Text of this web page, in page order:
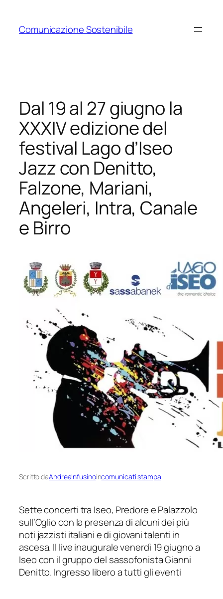
contenuto
Comunicazione Sostenibile
Dal 19 al 27 giugno la
XXXIV edizione del
festival Lago d’Iseo
Jazz con Denitto,
Falzone, Mariani,
Angeleri, Intra, Canale
e Birro
Scritto daAndreaInfusinoincomunicati stampa
Sette concerti tra Iseo, Predore e Palazzolo
sull’Oglio con la presenza di alcuni dei più
noti jazzisti italiani e di giovani talenti in
ascesa. Il live inaugurale venerdì 19 giugno a
Iseo con il gruppodel sassofonistaGianni
Denitto. Ingresso libero a tutti gli eventi